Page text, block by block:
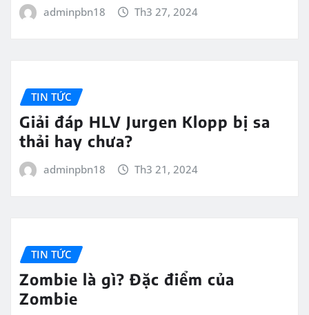
adminpbn18 Th3 27, 2024
TIN TỨC
Giải đáp HLV Jurgen Klopp bị sa
thải hay chưa?
adminpbn18 Th3 21, 2024
TIN TỨC
Zombie là gì? Đặc điểm của
Zombie